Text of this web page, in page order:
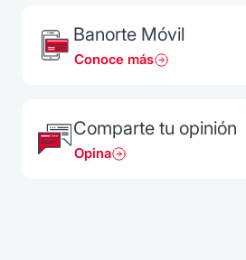
Banorte Móvil
Conoce más
Comparte tu opinión
Opina